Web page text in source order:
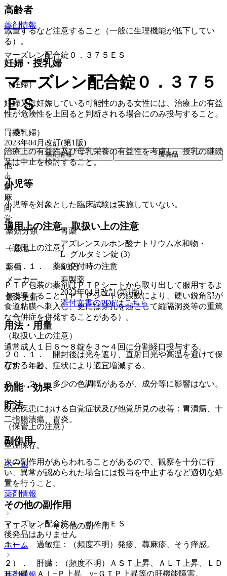
高齢者
減量するなど注意すること（一般に生理機能が低下してい
る）。
妊婦・授乳婦
（妊婦）
妊婦又は妊娠している可能性のある女性には、治療上の有益
性が危険性を上回ると判断される場合にのみ投与すること。
（授乳婦）
治療上の有益性及び母乳栄養の有益性を考慮し、授乳の継続
又は中止を検討すること。
小児等
小児等を対象とした臨床試験は実施していない。
適用上の注意、取扱い上の注意
（適用上の注意）
１４．１． 薬剤交付時の注意
ＰＴＰ包装の薬剤はＰＴＰシートから取り出して服用するよ
う指導すること（ＰＴＰシートの誤飲により、硬い鋭角部が
食道粘膜へ刺入し、更には穿孔を起こして縦隔洞炎等の重篤
な合併症を併発することがある）。
（取扱い上の注意）
２０．１． 開封後は光を遮り、直射日光や高温を避けて保
存すること。
２０．２． 多少の色調幅があるが、成分等に影響はない。
貯法
（保管上の注意）
室温保存。
ホーム
薬剤情報
マーズレン配合錠０．３７５ＥＳ
後発品はありません
ホーム
薬剤情報
マーズレン配合錠０．３７５ＥＳ
マーズレン配合錠０．３７５
ＥＳ
胃薬
2023年04月改訂(第1版)
薬剤情報 後発品
他
毒
劇
麻
向
覚
薬効分類
胃薬
一般名
アズレンスルホン酸ナトリウム水和物・
L−グルタミン錠 (3)
薬価
6.3円
メーカー
寿製薬
最終更新
2023年04月改訂(第1版)
添付文書のPDFはこちら
用法・用量
通常成人１日６〜８錠を３〜４回に分割経口投与する。
なお、年齢、症状により適宜増減する。
効能・効果
次記疾患における自覚症状及び他覚所見の改善：胃潰瘍、十
二指腸潰瘍、胃炎。
副作用
次の副作用があらわれることがあるので、観察を十分に行
い、異常が認められた場合には投与を中止するなど適切な処
置を行うこと。
その他の副作用
１１．２． その他の副作用
１）． 過敏症：（頻度不明）発疹、蕁麻疹、そう痒感。
２）． 肝臓：（頻度不明）ＡＳＴ上昇、ＡＬＴ上昇、ＬＤ
Ｈ上昇、Ａｌ−Ｐ上昇、γ−ＧＴＰ上昇等の肝機能障害。